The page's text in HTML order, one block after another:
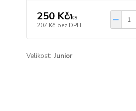
250 Kč/ks
207 Kč bez DPH
Velikost: Junior